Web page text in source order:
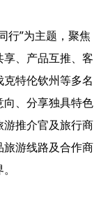
行”为主题，聚焦
、产品互推、客
特伦钦州等多名
、分享独具特色
推介官及旅行商
游线路及合作商